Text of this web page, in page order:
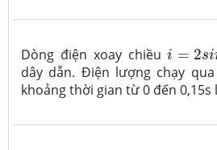
Dòng điện xoay chiềui = 2si
i= sin
dây dẫn. Điện lượng chạy
khoảng thời gian từ 0 đến 0,15s